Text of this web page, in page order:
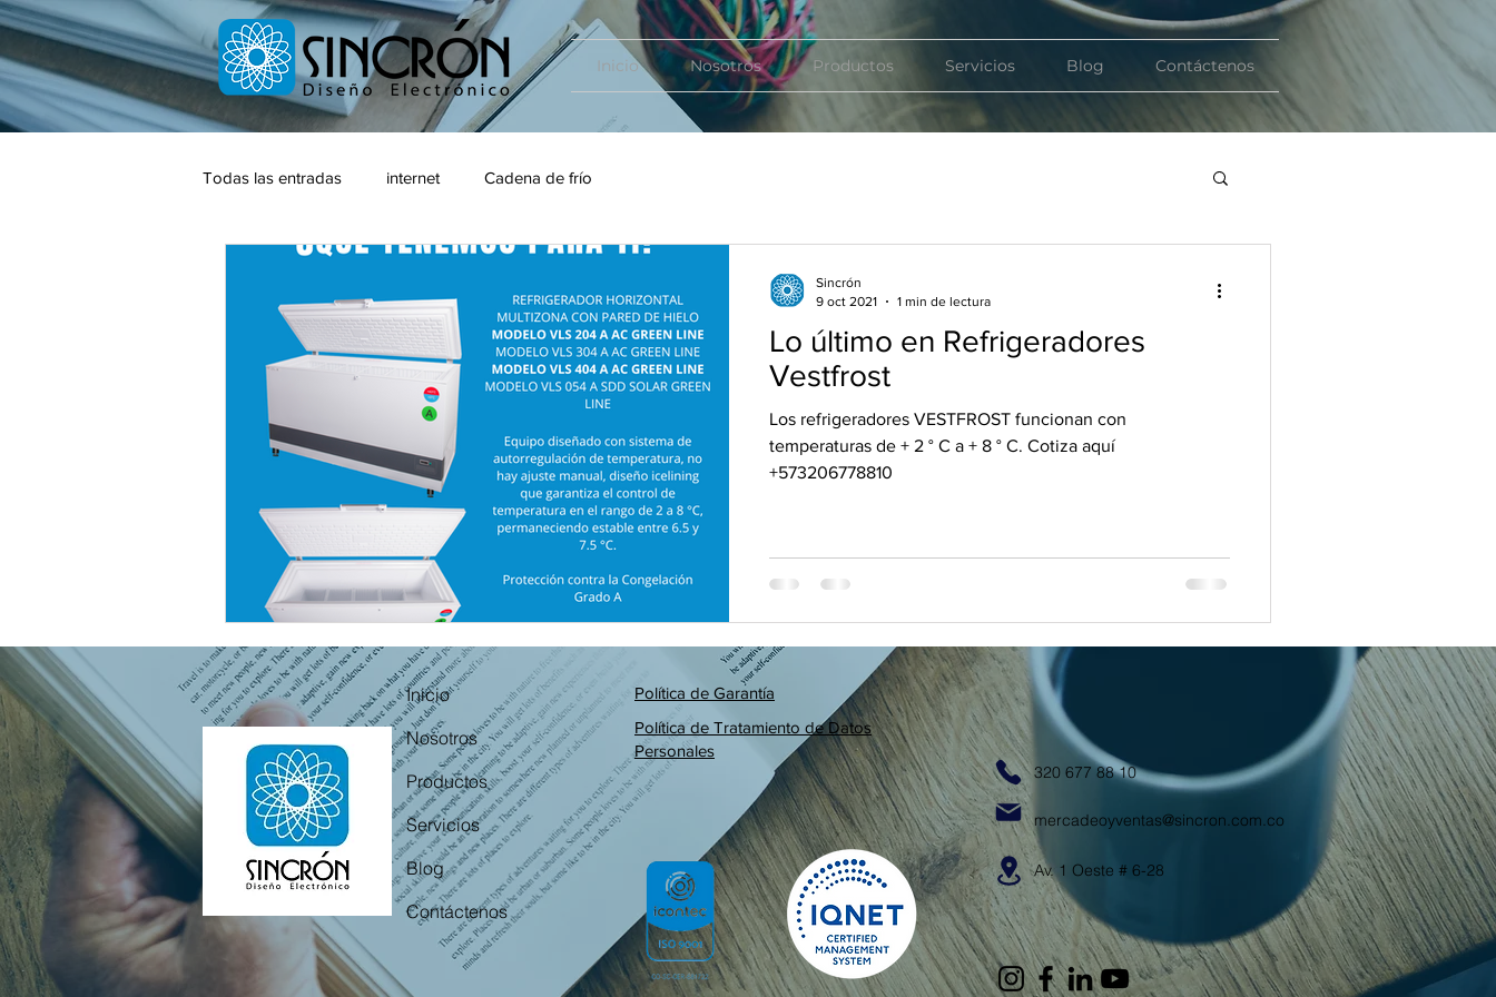
Inicio Nosotros Productos Servicios Blog Contáctenos
Todas las entradas internet Cadena de frío
Lo último en Refrigeradores
Vestfrost
Los refrigeradores VESTFROST funcionan con
temperaturas de + 2 ° C a + 8 ° C. Cotiza aquí
+573206778810
Sincrón
9 oct 2021
1 min de lectura
Inicio
Nosotros
Productos
Servicios
Blog
Contáctenos
Política de Garantía
Política de Tratamiento de Datos
Personales
320 677 88 10
mercadeoyventas@sincron.com.co
Av. 1 Oeste # 6-28